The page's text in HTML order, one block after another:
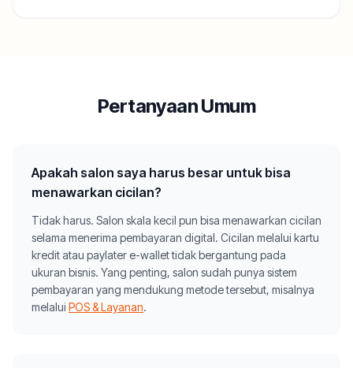
Pertanyaan Umum
Apakah salon saya harus besar untuk bisa
menawarkan cicilan?
Tidak harus. Salon skala kecil pun bisa menawarkan cicilan
selama menerima pembayaran digital. Cicilan melalui kartu
kredit atau paylater e-wallet tidak bergantung pada
ukuran bisnis. Yang penting, salon sudah punya sistem
pembayaran yang mendukung metode tersebut, misalnya
melalui POS & Layanan.